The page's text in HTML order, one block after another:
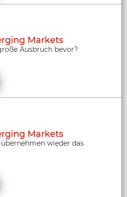
Markets
Ausbruch bevor?
Markets
wieder das